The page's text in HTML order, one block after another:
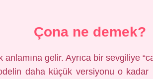
Çona ne demek?
anlamına gelir. Ayrıca bir sevgiliye
daha küçük versiyonu o